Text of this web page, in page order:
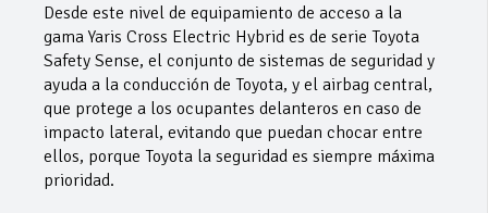
Desde este nivel de equipamiento de acceso a la
gama Yaris Cross Electric Hybrid es de serie Toyota
Safety Sense, el conjunto de sistemas de seguridad y
ayuda a la conducción de Toyota, y el airbag central,
que protege a los ocupantes delanteros en caso de
impacto lateral, evitando que puedan chocar entre
ellos, porque Toyota la seguridad es siempre máxima
prioridad.